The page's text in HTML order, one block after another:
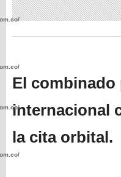
El combinado
internacional
la cita orbital.
wp-
wp-
wp-
wp-